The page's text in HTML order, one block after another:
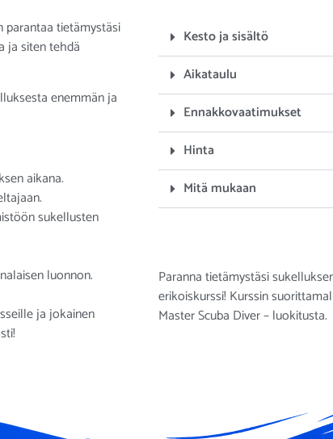
parantaa tietämystäsi
ja siten tehdä
enemmän ja
aikana.
sukellusten
luonnon.
ja jokainen
Kesto ja sisältö
Aikataulu
Ennakkovaatimukset
Hinta
Mitä mukaan
Paranna tietämystäsi
erikoiskurssi! Kurssin
Master Scuba Diver – luokitusta.